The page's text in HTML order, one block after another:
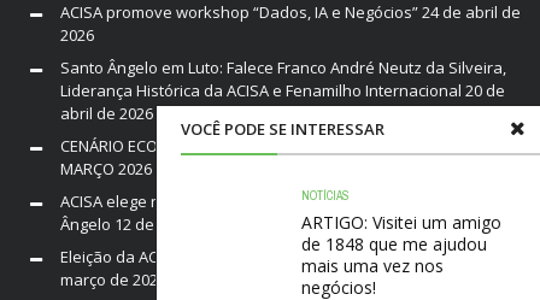
VOCÊ PODE SE INTERESSAR
NOTÍCIAS
ARTIGO: Visitei um amigo
de 1848 que me ajudou
mais uma vez nos
negócios!
ACISA promove workshop “Dados, IA e Negócios”24 de abril de
2026
Santo Ângelo em Luto: Falece Franco André Neutz da Silveira,
Liderança Histórica da ACISA e Fenamilho Internacional 20 de
abril de 2026
CENÁRIO ECONÔMICO DO BRASIL E RIO GRANDE DO SUL /
MARÇO 2026
ACISA elege nova diretoria para a gestão 2026–2028 em Santo
Ângelo 12 de março de 2026
Eleição da ACISA Gestão 2026/28 será nesta quarta-feira10 de
março de 2026